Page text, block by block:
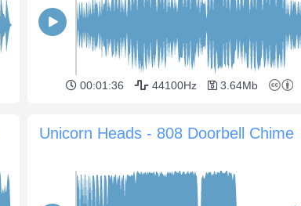
00:01:36 44100Hz 3.64Mb
Unicorn Heads - 808 Doorbell Chime